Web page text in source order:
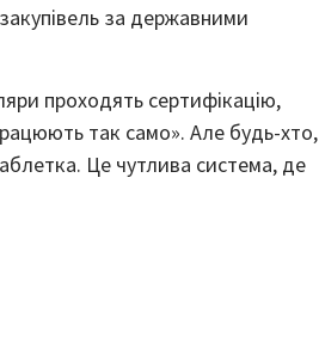
за державними
проходять сертифікацію,
так само». Але будь-хто,
Це чутлива система, де